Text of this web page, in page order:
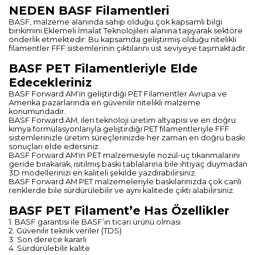
NEDEN BASF Filamentleri
BASF, malzeme alanında sahip olduğu çok kapsamlı bilgi
birikimini Eklemeli İmalat Teknolojileri alanına taşıyarak sektöre
önderlik etmektedir. Bu kapsamda geliştirmiş olduğu nitelikli
filamentler FFF sistemlerinin çıktılarını üst seviyeye taşımaktadır.
BASF PET Filamentleriyle Elde
Edecekleriniz
BASF Forward AM'in geliştirdiği PET Filamentler Avrupa ve
Amerika pazarlarında en güvenilir nitelikli malzeme
konumundadır.
BASF Forward AM, ileri teknoloji üretim altyapısı ve en doğru
kimya formülasyonlarıyla geliştirdiği PET filamentleriyle FFF
sistemlerinizle üretim süreçlerinizde her zaman en doğru baskı
sonuçları elde edersiniz.
BASF Forward AM'in PET malzemesiyle nozül-uç tıkanmalarını
geride bırakarak, ısıtılmış baskı tablalarına bile ihtiyaç duymadan
3D modellerinizi en kaliteli şekilde yazdırabilirsiniz.
BASF Forward AM PET malzemeleriyle baskılarınızda çok canlı
renklerde bile sürdürülebilir ve aynı kalitede çıktı alabilirsiniz.
BASF PET Filament’e Has Özellikler
1. BASF garantisi ile BASF’ın ticari ürünü olması
2. Güvenilir teknik veriler (TDS)
3. Son derece kararlı
4. Sürdürülebilir kalite